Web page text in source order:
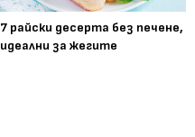
7 райски десерта без печене,
идеални за жегите